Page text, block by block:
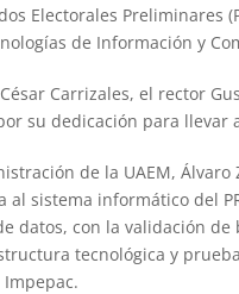
Electorales Preliminares
de Información y
Carrizales, el rector
su dedicación para
de la UAEM,
sistema informático del
datos, con la validación
tecnológica y
Impepac.